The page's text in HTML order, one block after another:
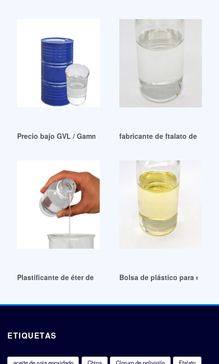
Precio bajo GVL / Gamma-Valerolactona 108-29-2 Nicaragua
fabricante de ftalato de
Plastificante de éter de policarboxilato al mejor precio
Bolsa de plástico para
ETIQUETAS
aceite de soja epoxidado China Cloruro de polivinilo
Ftalato